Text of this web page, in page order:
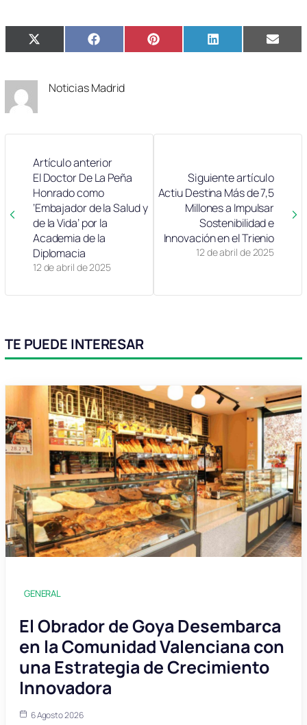
Compartir
en
X
(Twitter)
Compartir
en
Facebook Compartir
en
Pinterest Compartir
en
LinkedIn
en
Email
Noticias Madrid
Artículo anterior
12 de abril de 2025
El Doctor De La Peña
Honrado como
‘Embajador de la Salud y
de la Vida’ por la
Academia de la
Diplomacia
Siguiente artículo
12 de abril de 2025
Actiu Destina Más de 7,5
Millones a Impulsar
Sostenibilidad e
Innovación en el Trienio
TE PUEDE INTERESAR
GENERAL
El Obrador de Goya Desembarca
en la Comunidad Valenciana con
una Estrategia de Crecimiento
Innovadora
6 Agosto 2026